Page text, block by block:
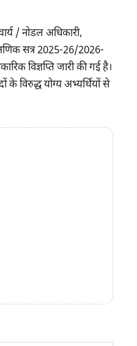
/ नोडल अधिकारी,
सत्र 2025-26/2026-
विज्ञप्ति जारी की गई है।
विरुद्ध योग्य अभ्यर्थियों से